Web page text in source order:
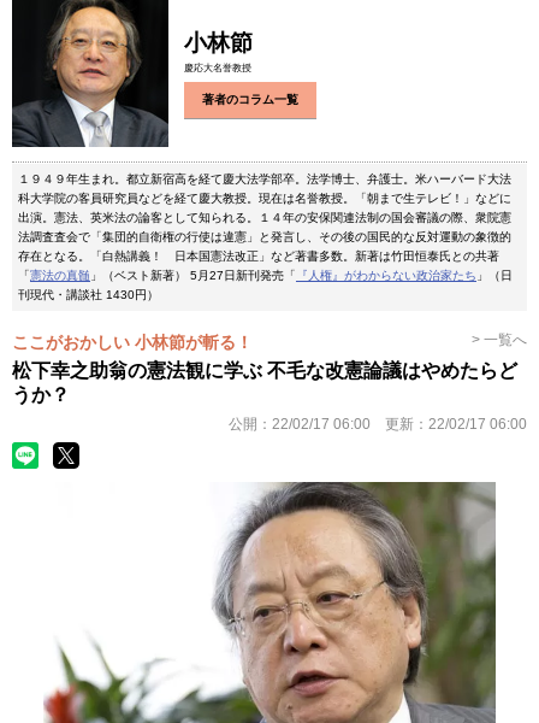
小林節
慶応大名誉教授
著者のコラム一覧
１９４９年生まれ。都立新宿高を経て慶大法学部卒。法学博士、弁護士。米ハーバード大法
科大学院の客員研究員などを経て慶大教授。現在は名誉教授。「朝まで生テレビ！」などに
出演。憲法、英米法の論客として知られる。１４年の安保関連法制の国会審議の際、衆院憲
法調査査会で「集団的自衛権の行使は違憲」と発言し、その後の国民的な反対運動の象徴的
存在となる。「白熱講義！ 日本国憲法改正」など著書多数。新著は竹田恒泰氏との共著
「憲法の真髄 」（ベスト新著） 5月27日新刊発売「 『人権』がわからない政治家たち 」（日
刊現代・講談社 1430円）
ここがおかしい 小林節が斬る！ > 一覧へ
松下幸之助翁の憲法観に学ぶ 不毛な改憲論議はやめたらど
うか？
公開： 22/02/17 06:00 更新： 22/02/17 06:00